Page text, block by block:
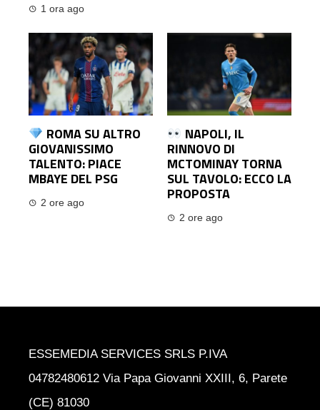
1 ora ago
ROMA SU ALTRO
GIOVANISSIMO
TALENTO: PIACE
MBAYE DEL PSG
2 ore ago
NAPOLI, IL
RINNOVO DI
MCTOMINAY TORNA
SUL TAVOLO: ECCO LA
PROPOSTA
2 ore ago
ESSEMEDIA SERVICES SRLS P.IVA
04782480612 Via Papa Giovanni XXIII, 6, Parete
(CE) 81030